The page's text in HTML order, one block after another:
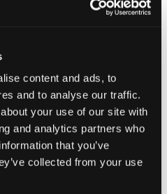
content and ads, to
and to analyse our traffic.
your use of our site with
and analytics partners who
that you’ve
collected from your use
Perfekt